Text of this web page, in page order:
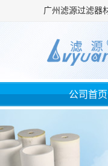
公司首页